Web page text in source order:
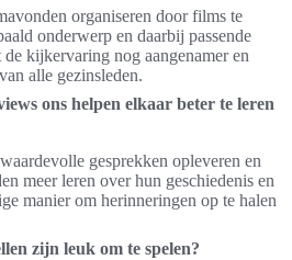
organiseren door films te
onderwerp en daarbij passende
kijkervaring nog aangenamer en
alle gezinsleden.
ons helpen elkaar beter te leren
gesprekken opleveren en
meer leren over hun geschiedenis en
manier om herinneringen op te halen
zijn leuk om te spelen?